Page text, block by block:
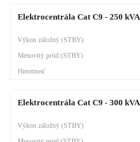
Elektrocentrála Cat C9 - 250 kVA
Elektrocentrála Cat C9 - 300 kVA